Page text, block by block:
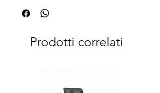
Prodotti correlati